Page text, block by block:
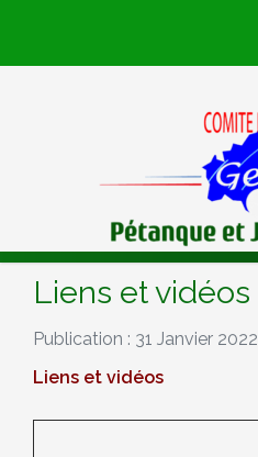
Liens et vidéos
Publication : 31 Janvier 2022
Liens et vidéos